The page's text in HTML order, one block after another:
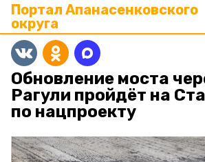
Портал Апанасенковского
округа
Обновление моста
Рагули пройдёт на
по нацпроекту